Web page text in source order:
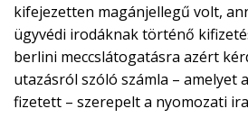
kifejezetten magánjellegű volt,
ügyvédi irodáknak történő
berlini meccslátogatásra azért
utazásról szóló számla – amelyet
fizetett – szerepelt a nyomozati